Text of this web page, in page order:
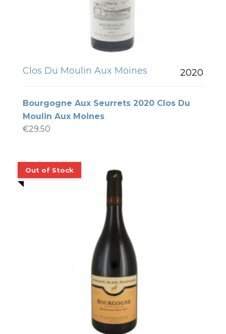
Clos Du Moulin Aux Moines 2020
Bourgogne Aux Seurrets 2020 Clos Du
Moulin Aux Moines
€29.50